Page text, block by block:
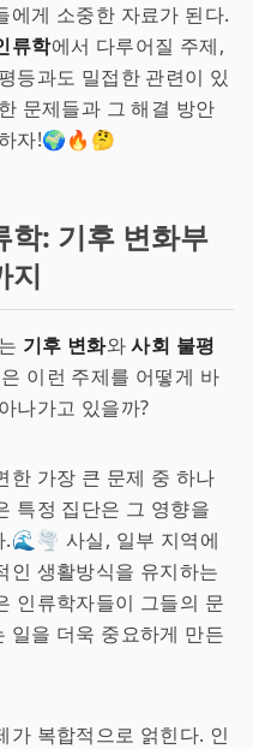
에게 소중한 자료가 된다.
류학에서 다루어질 주제,
등과도 밀접한 관련이 있
문제들과 그 해결 방안
하자!🌍🔥🤔
학: 기후 변화부
지
기후 변화와사회 불평
이런 주제를 어떻게 바
나가고 있을까?
한 가장 큰 문제 중 하나
특정 집단은 그 영향을
.🌊🌪 사실, 일부 지역에
인 생활방식을 유지하는
인류학자들이 그들의 문
일을 더욱 중요하게 만든
가 복합적으로 얽힌다. 인